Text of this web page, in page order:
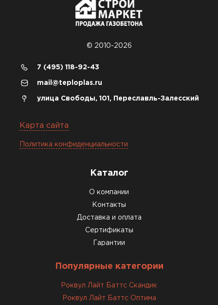
© 2010-2026
7 (495) 118-92-43
mail@teploplas.ru
улица Свободы, 101, Переславль-Залесский
Карта сайта
Политика конфиденциальности
Каталог
О компании
Контакты
Доставка и оплата
Сертификаты
Гарантии
Популярные категории
Роквул Лайт Баттс Скандик
Роквул Лайт Баттс Оптима